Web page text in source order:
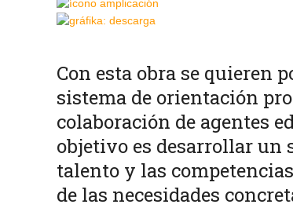
Con esta obra se quieren
sistema de orientación
colaboración de agentes
objetivo es desarrollar un
talento y las
de las necesidades